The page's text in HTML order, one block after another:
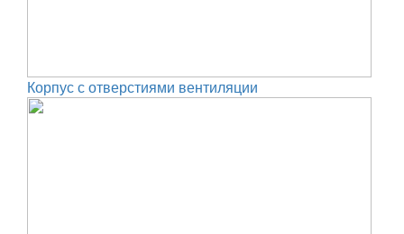
Корпус с отверстиями вентиляции